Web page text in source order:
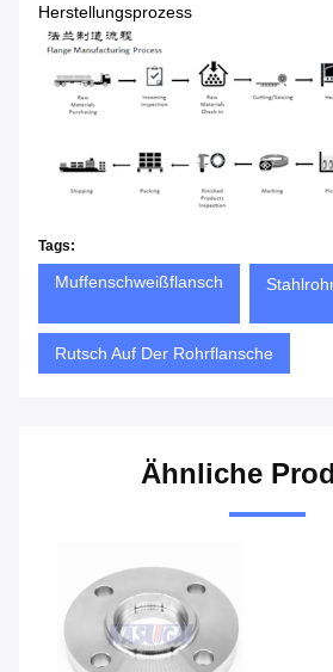
Herstellungsprozess
Tags:
Muffenschweißflansch
Rutsch Auf Der Rohrflansche
Ähnliche